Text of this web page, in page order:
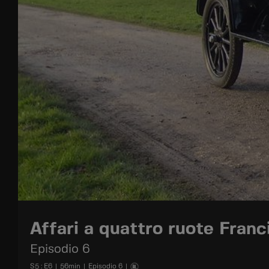
Affari a quattro ruote
Episodio 6
S5 : E6 56min Episodio 6